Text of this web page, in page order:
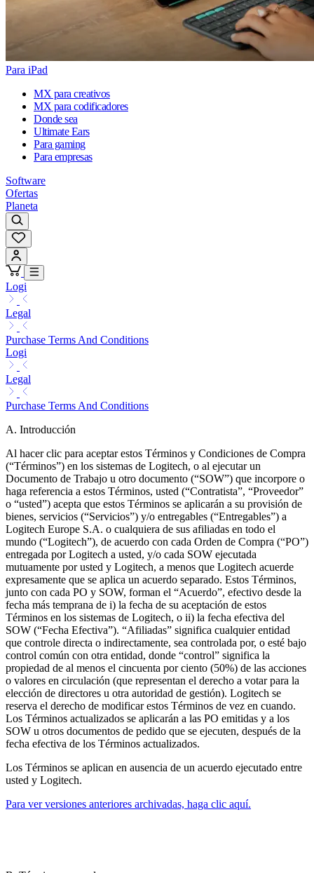
Para iPad
MX para creativos
MX para codificadores
Donde sea
Ultimate Ears
Para gaming
Para empresas
Software
Ofertas
Planeta
Logi
Legal
Purchase Terms And Conditions
Logi
Legal
Purchase Terms And Conditions
A. Introducción
Al hacer clic para aceptar estos Términos y Condiciones de Compra
(“Términos”) en los sistemas de Logitech, o al ejecutar un
Documento de Trabajo u otro documento (“SOW”) que incorpore o
haga referencia a estos Términos, usted (“Contratista”, “Proveedor”
o “usted”) acepta que estos Términos se aplicarán a su provisión de
bienes, servicios (“Servicios”) y/o entregables (“Entregables”) a
Logitech Europe S.A. o cualquiera de sus afiliadas en todo el
mundo (“Logitech”), de acuerdo con cada Orden de Compra (“PO”)
entregada por Logitech a usted, y/o cada SOW ejecutada
mutuamente por usted y Logitech, a menos que Logitech acuerde
expresamente que se aplica un acuerdo separado. Estos Términos,
junto con cada PO y SOW, forman el “Acuerdo”, efectivo desde la
fecha más temprana de i) la fecha de su aceptación de estos
Términos en los sistemas de Logitech, o ii) la fecha efectiva del
SOW (“Fecha Efectiva”). “Afiliadas” significa cualquier entidad
que controle directa o indirectamente, sea controlada por, o esté bajo
control común con otra entidad, donde “control” significa la
propiedad de al menos el cincuenta por ciento (50%) de las acciones
o valores en circulación (que representan el derecho a votar para la
elección de directores u otra autoridad de gestión). Logitech se
reserva el derecho de modificar estos Términos de vez en cuando.
Los Términos actualizados se aplicarán a las PO emitidas y a los
SOW u otros documentos de pedido que se ejecuten, después de la
fecha efectiva de los Términos actualizados.
Los Términos se aplican en ausencia de un acuerdo ejecutado entre
usted y Logitech.
Para ver versiones anteriores archivadas, haga clic aquí.